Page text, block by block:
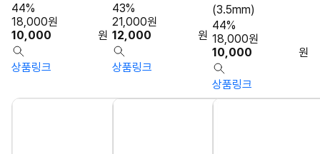
10,000 원
18,000원
44%
상품링크
12,000 원
21,000원
43%
상품링크
(3.5mm)
10,000 원
18,000원
44%
상품링크